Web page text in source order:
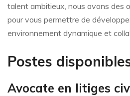
talent ambitieux, nous avons des
pour vous permettre de
environnement dynamique et
Postes
Avocate en litiges